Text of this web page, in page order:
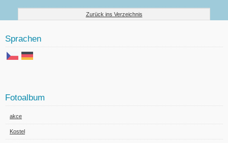
Zurück ins Verzeichnis
Sprachen
Fotoalbum
akce
Kostel